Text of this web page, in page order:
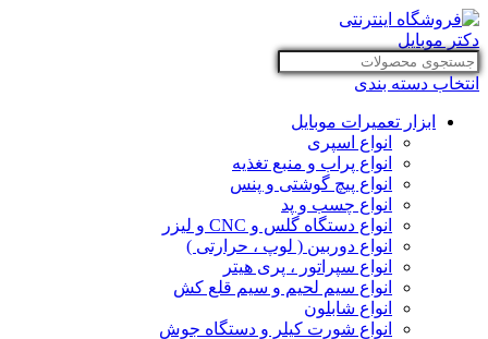
انتخاب دسته بندی
ابزار تعمیرات موبایل
انواع اسپری
انواع پراب و منبع تغذیه
انواع پیچ گوشتی و پنس
انواع چسب و پد
انواع دستگاه گلس و CNC و لیزر
انواع دوربین ( لوپ ، حرارتی )
انواع سپراتور ، پری هیتر
انواع سیم لحیم و سیم قلع کش
انواع شابلون
انواع شورت کیلر و دستگاه جوش